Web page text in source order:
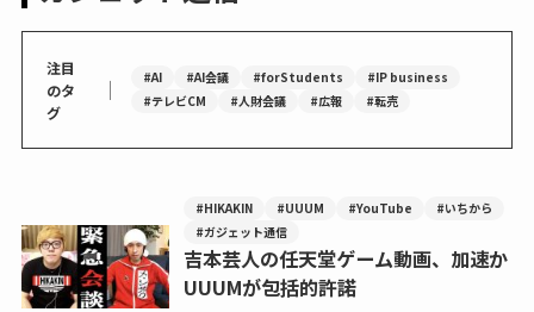
注目
のタ
グ
｜ #AI #AI会議 #forStudents
#IP business
#テレビCM
#人財会議 #広報 #転売
#HIKAKIN #UUUM #YouTube
#いちから
#ガジェット通信
吉本芸人の任天堂ゲーム動画、加速か
UUUMが包括的許諾